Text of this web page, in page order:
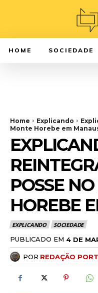
HOME SOCIEDADE
Home Explicando
Monte Horebe em
POSSE
HOREBE
EXPLICANDO SOCIEDADE
PUBLICADO EM 4 DE
POR REDAÇÃO